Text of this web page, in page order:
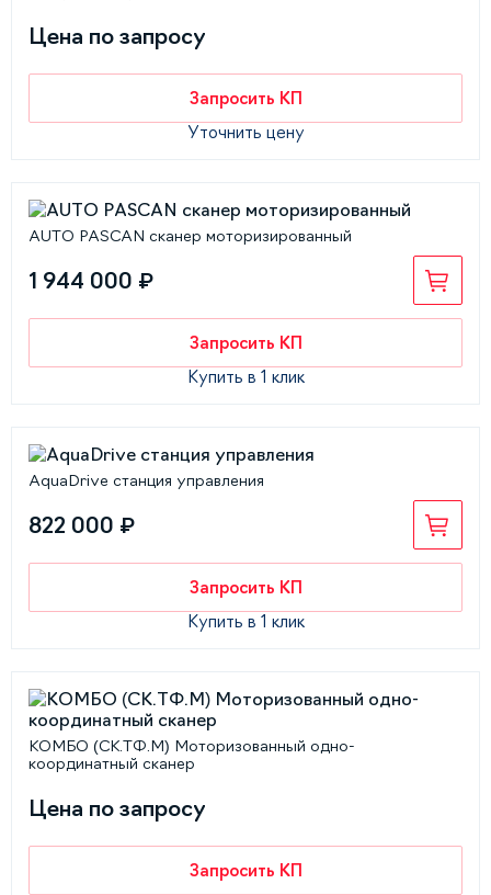
Цена по запросу
Запросить КП
Уточнить цену
AUTO PASCAN cканер моторизированный
1 944 000 ₽
Запросить КП
Купить в 1 клик
AquaDrive станция управления
822 000 ₽
Запросить КП
Купить в 1 клик
КОМБО (СК.ТФ.М) Моторизованный одно-
координатный сканер
Цена по запросу
Запросить КП